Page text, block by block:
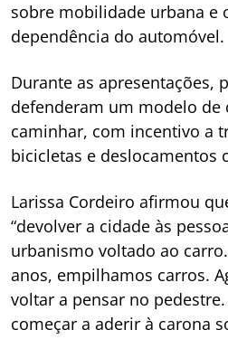
sobre mobilidade urbana e
dependência do automóvel.
Durante as apresentações,
defenderam um modelo de
caminhar, com incentivo a
bicicletas e deslocamentos
Larissa Cordeiro afirmou
“devolver a cidade às
urbanismo voltado ao
anos, empilhamos carros.
voltar a pensar no
começar a aderir à carona